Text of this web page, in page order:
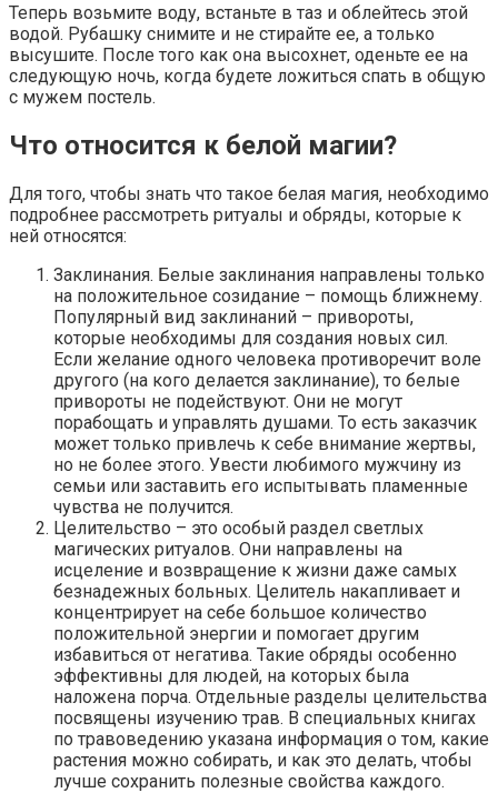
Теперь возьмите воду, встаньте в таз и облейтесь этой
водой. Рубашку снимите и не стирайте ее, а только
высушите. После того как она высохнет, оденьте ее на
следующую ночь, когда будете ложиться спать в общую
с мужем постель.
Что относится к белой магии?
Для того, чтобы знать что такое белая магия, необходимо
подробнее рассмотреть ритуалы и обряды, которые к
ней относятся:
Заклинания. Белые заклинания направлены только
на положительное созидание – помощь ближнему.
Популярный вид заклинаний – привороты,
которые необходимы для создания новых сил.
Если желание одного человека противоречит воле
другого (на кого делается заклинание), то белые
привороты не подействуют. Они не могут
порабощать и управлять душами. То есть заказчик
может только привлечь к себе внимание жертвы,
но не более этого. Увести любимого мужчину из
семьи или заставить его испытывать пламенные
чувства не получится.
Целительство – это особый раздел светлых
магических ритуалов. Они направлены на
исцеление и возвращение к жизни даже самых
безнадежных больных. Целитель накапливает и
концентрирует на себе большое количество
положительной энергии и помогает другим
избавиться от негатива. Такие обряды особенно
эффективны для людей, на которых была
наложена порча. Отдельные разделы целительства
посвящены изучению трав. В специальных книгах
по травоведению указана информация о том, какие
растения можно собирать, и как это делать, чтобы
лучше сохранить полезные свойства каждого.